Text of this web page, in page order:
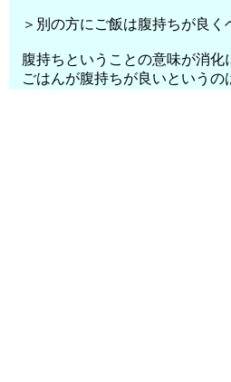
＞別の方にご飯は腹持ちが良
腹持ちということの意味が消化
ごはんが腹持ちが良いというの